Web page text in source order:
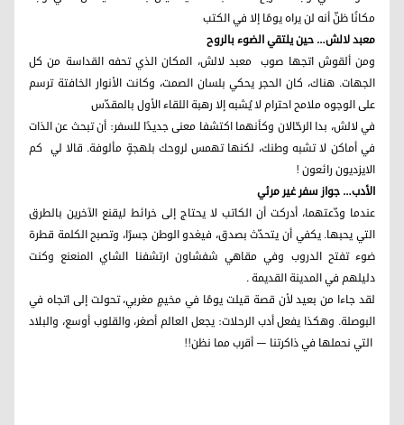
مكانًا ظنّ أنه لن يراه يومًا إلا في الكتب
معبد لالش… حين يلتقي الضوء بالروح
ومن ألقوش اتجها صوب معبد لالش، المكان الذي تحفه القداسة من كل
الجهات. هناك، كان الحجر يحكي بلسان الصمت، وكانت الأنوار الخافتة ترسم
على الوجوه ملامح احترام لا يُشبه إلا رهبة اللقاء الأول بالمقدّس
في لالش، بدا الرحّالان وكأنهما اكتشفا معنى جديدًا للسفر: أن تبحث عن الذات
في أماكن لا تشبه وطنك، لكنها تهمس لروحك بلهجةٍ مألوفة. قالا لي كم
الايزديون رائعون !
الأدب… جواز سفر غير مرئي
عندما ودّعتهما، أدركت أن الكاتب لا يحتاج إلى خرائط ليقنع الآخرين بالطرق
التي يحبها. يكفي أن يتحدّث بصدق، فيغدو الوطن جسرًا، وتصبح الكلمة قطرة
ضوء تفتح الدروب وفي مقاهي شفشاون ارتشفنا الشاي المنعنع وكنت
دليلهم في المدينة القديمة .
لقد جاءا من بعيد لأن قصة قيلت يومًا في مخيمٍ مغربي، تحولت إلى اتجاه في
البوصلة. وهكذا يفعل أدب الرحلات: يجعل العالم أصغر، والقلوب أوسع، والبلاد
التي نحملها في ذاكرتنا — أقرب مما نظن!!